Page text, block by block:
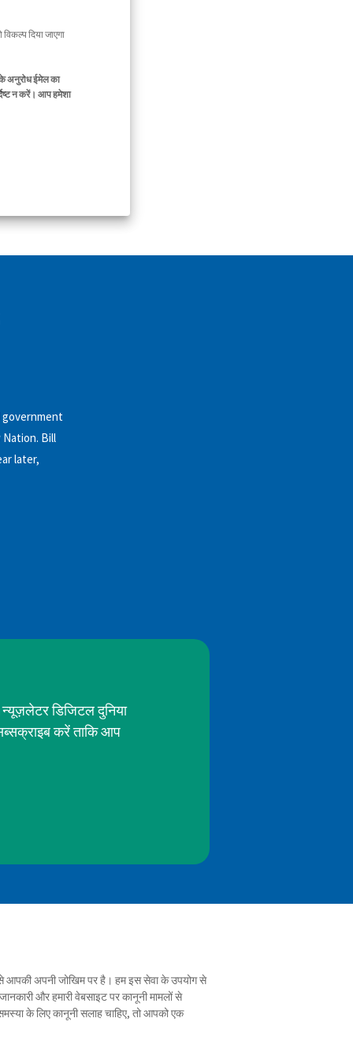
दिया जाएगा
अनुरोध ईमेल का
न करें। आप हमेशा
government
Nation. Bill
later,
डिजिटल दुनिया
करें ताकि आप
से आपकी अपनी जोखिम पर है। हम इस सेवा के उपयोग से
और हमारी वेबसाइट पर कानूनी मामलों से
के लिए कानूनी सलाह चाहिए, तो आपको एक